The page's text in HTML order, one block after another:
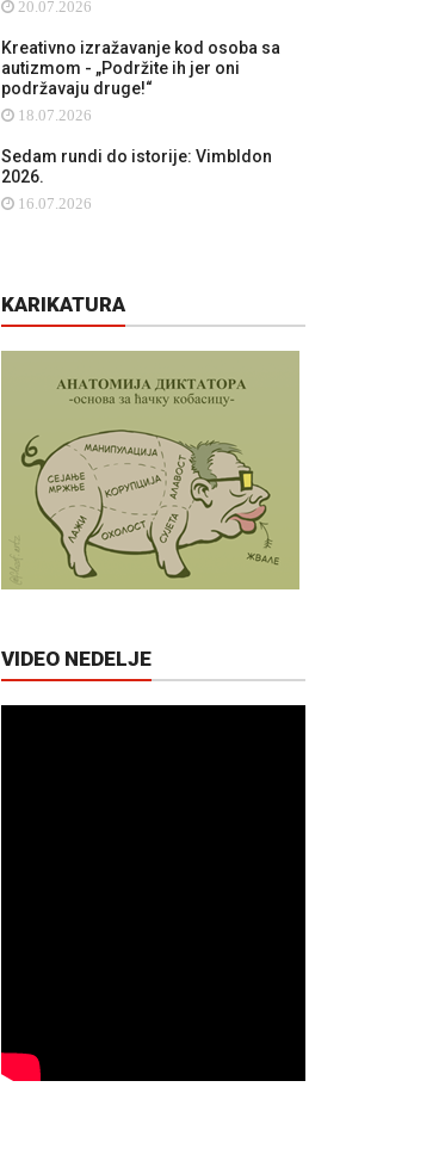
20.07.2026
Kreativno izražavanje kod osoba sa
autizmom - „Podržite ih jer oni
podržavaju druge!“
18.07.2026
Sedam rundi do istorije: Vimbldon
2026.
16.07.2026
KARIKATURA
VIDEO NEDELJE